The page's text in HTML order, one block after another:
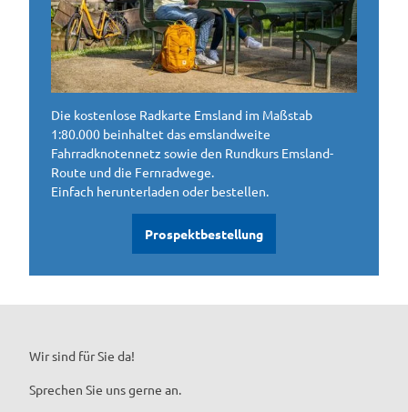
Die kostenlose Radkarte Emsland im Maßstab
1:80.000 beinhaltet das emslandweite
Fahrradknotennetz sowie den Rundkurs Emsland-
Route und die Fernradwege.
Einfach herunterladen oder bestellen.
Prospektbestellung
Wir sind für Sie da!
Sprechen Sie uns gerne an.